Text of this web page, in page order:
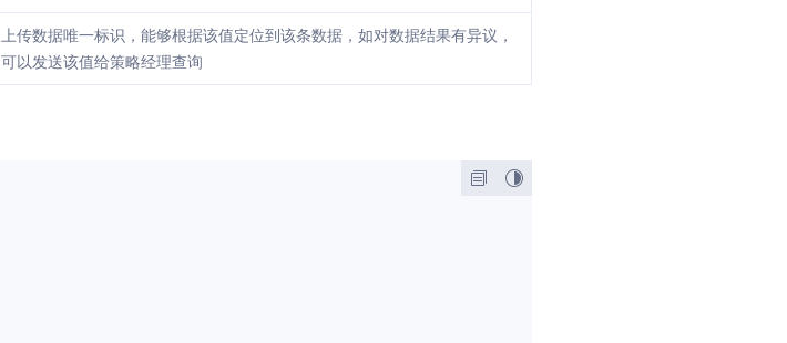
上传数据唯一标识，能够根据该值定位到该条数据，如对数据结果有异议，
可以发送该值给策略经理查询